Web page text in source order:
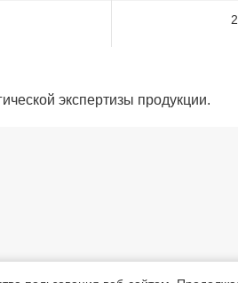
экспертизы продукции.